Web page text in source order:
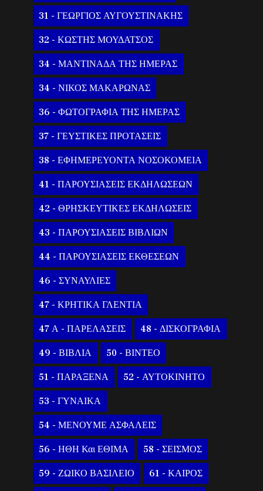
31 - ΓΕΩΡΓΙΟΣ ΑΥΓΟΥΣΤΙΝΑΚΗΣ
32 - ΚΩΣΤΗΣ ΜΟΥΔΑΤΣΟΣ
34 - ΜΑΝΤΙΝΑΔΑ ΤΗΣ ΗΜΕΡΑΣ
34 - ΝΙΚΟΣ ΜΑΚΑΡΩΝΑΣ
36 - ΦΩΤΟΓΡΑΦΙΑ ΤΗΣ ΗΜΕΡΑΣ
37 - ΓΕΥΣΤΙΚΕΣ ΠΡΟΤΑΣΕΙΣ
38 - ΕΦΗΜΕΡΕΥΟΝΤΑ ΝΟΣΟΚΟΜΕΙΑ
41 - ΠΑΡΟΥΣΙΑΣΕΙΣ ΕΚΔΗΛΩΣΕΩΝ
42 - ΘΡΗΣΚΕΥΤΙΚΕΣ ΕΚΔΗΛΩΣΕΙΣ
43 - ΠΑΡΟΥΣΙΑΣΕΙΣ ΒΙΒΛΙΩΝ
44 - ΠΑΡΟΥΣΙΑΣΕΙΣ ΕΚΘΕΣΕΩΝ
46 - ΣΥΝΑΥΛΙΕΣ
47 - ΚΡΗΤΙΚΑ ΓΛΕΝΤΙΑ
47 Α - ΠΑΡΕΛΑΣΕΙΣ 48 - ΔΙΣΚΟΓΡΑΦΙΑ
49 - ΒΙΒΛΙΑ 50 - ΒΙΝΤΕΟ
51 - ΠΑΡΑΞΕΝΑ 52 - ΑΥΤΟΚΙΝΗΤΟ
53 - ΓΥΝΑΙΚΑ
54 - ΜΕΝΟΥΜΕ ΑΣΦΑΛΕΙΣ
56 - ΗΘΗ Και ΕΘΙΜΑ 58 - ΣΕΙΣΜΟΣ
59 - ΖΩΙΚΟ ΒΑΣΙΛΕΙΟ 61 - ΚΑΙΡΟΣ